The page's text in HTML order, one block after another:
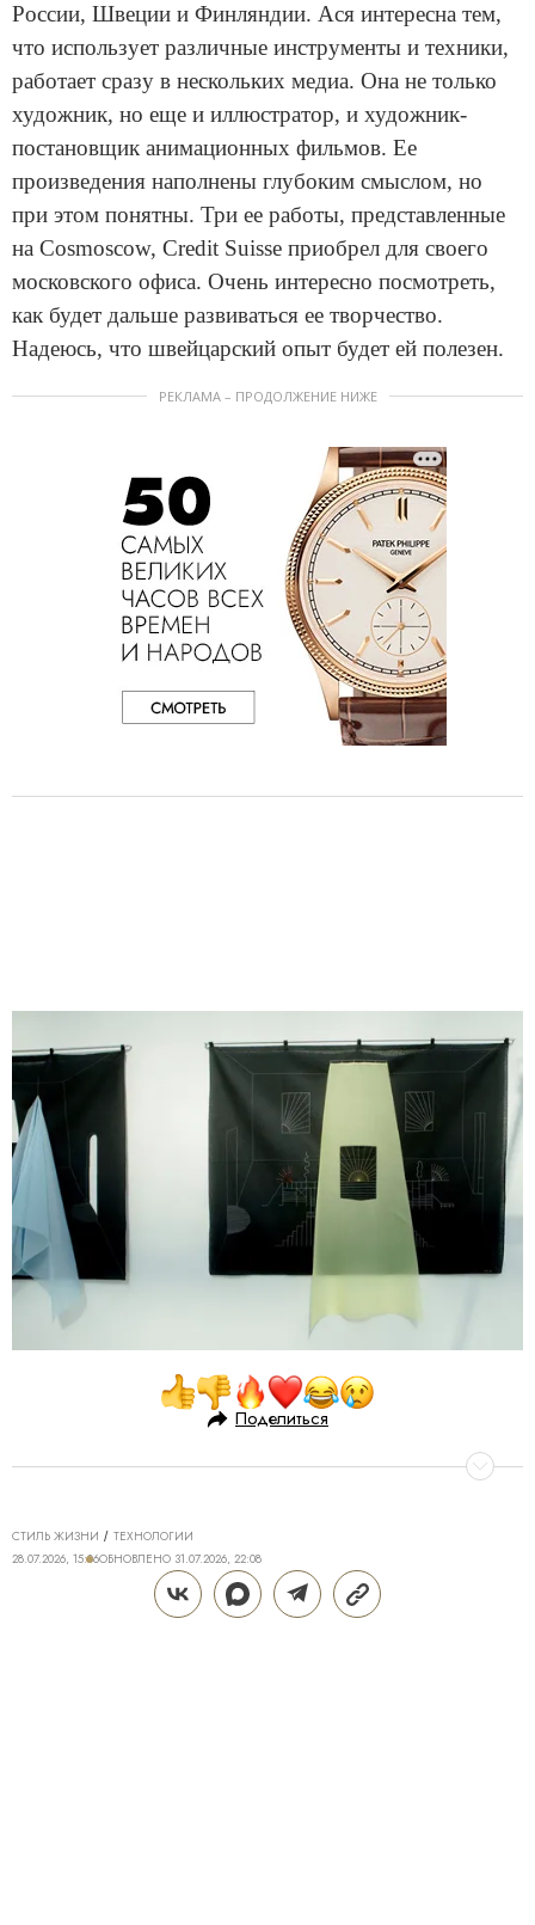
России, Швеции и Финляндии. Ася интересна тем,
что использует различные инструменты и техники,
работает сразу в нескольких медиа. Она не только
художник, но еще и иллюстратор, и художник-
постановщик анимационных фильмов. Ее
произведения наполнены глубоким смыслом, но
при этом понятны. Три ее работы, представленные
на Cosmoscow, Credit Suisse приобрел для своего
московского офиса. Очень интересно посмотреть,
как будет дальше развиваться ее творчество.
Надеюсь, что швейцарский опыт будет ей полезен.
РЕКЛАМА – ПРОДОЛЖЕНИЕ НИЖЕ
Поделиться
СТИЛЬ ЖИЗНИ
ТЕХНОЛОГИИ
28.07.2026, 15:06ОБНОВЛЕНО 31.07.2026, 22:08
ТЕХНОЛОГИИ DREAME ДЛЯ
ИДЕАЛЬНОГО ДОМА: КАК Z40